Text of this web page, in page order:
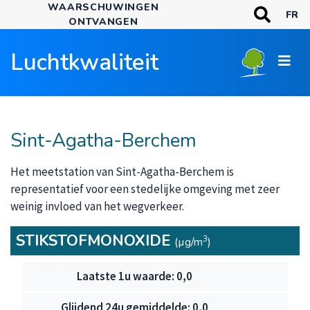
Overslaan
en
de
gaan
WAARSCHUWINGEN
ONTVANGEN
Zoeken
FR
Luchtkwaliteit
Sint-Agatha-Berchem
Het meetstation van Sint-Agatha-Berchem is
representatief voor een stedelijke omgeving met zeer
weinig invloed van het wegverkeer.
STIKSTOFMONOXIDE (µg/m3)
Stikstofmonoxide
0,0